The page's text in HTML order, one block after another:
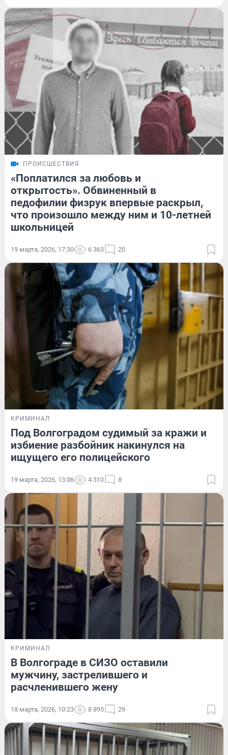
ПРОИСШЕСТВИЯ
«Поплатился за любовь и
открытость». Обвиненный в
педофилии физрук впервые раскрыл,
что произошло между ним и 10-летней
школьницей
19 марта, 2026, 17:30 6 363 20
КРИМИНАЛ
Под Волгоградом судимый за кражи и
избиение разбойник накинулся на
ищущего его полицейского
19 марта, 2026, 13:06 4 310 8
КРИМИНАЛ
В Волгограде в СИЗО оставили
мужчину, застрелившего и
расчленившего жену
18 марта, 2026, 10:23 8 895 29